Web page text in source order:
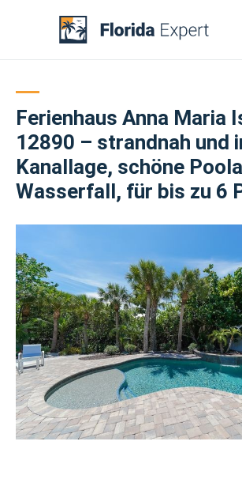
Skip
content
Ferienhaus Anna Maria
12890 – strandnah und
Kanallage, schöne
Wasserfall, für bis zu 6